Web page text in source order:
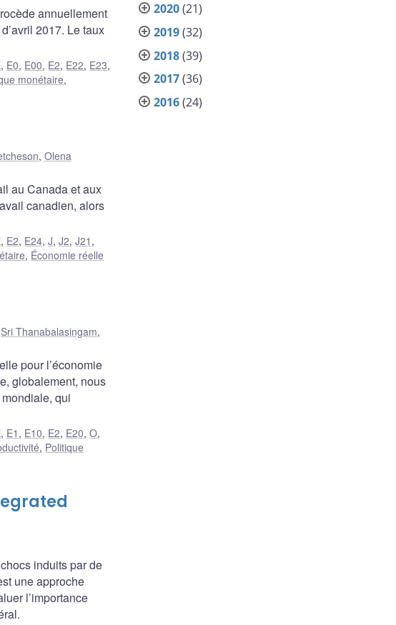
annuellement
2017. Le taux
, E0, E00, E2, E22, E23,
monétaire,
, Olena
au Canada et aux
canadien, alors
, E2, E24,J,J2,J21 ,
, Économie réelle
Sri Thanabalasingam,
pour l’économie
globalement, nous
qui
, E1 , E10, E2, E20,O,
, Politique
induits par de
une approche
l’importance
2020(21)
2019(32)
2018(39)
2017(36)
2016(24)